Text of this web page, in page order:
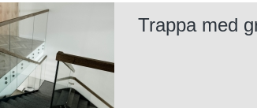
Trappa med